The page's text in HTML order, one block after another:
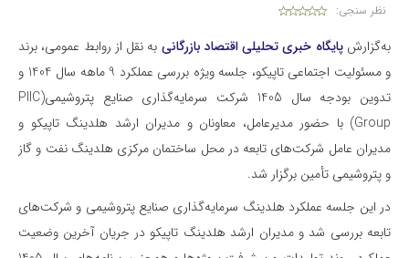
نظر سنجی:
به‌گزارش پایگاه خبری تحلیلی اقتصاد بازرگانی به نقل از روابط عمومی، برند
و مسئولیت اجتماعی تاپیکو، جلسه ویژه بررسی عملکرد 9 ماهه سال 1404 و
تدوین بودجه سال 1405 شرکت سرمایه‌گذاری صنایع پتروشیمی(PIIC
Group) با حضور مدیرعامل، معاونان و مدیران ارشد هلدینگ تاپیکو و
مدیران عامل شرکت‌های تابعه در محل ساختمان مرکزی هلدینگ نفت و گاز
و پتروشیمی تأمین برگزار شد.
در این جلسه عملکرد هلدینگ سرما‌یه‌گذاری صنایع پتروشیمی و شرکت‌های
تابعه بررسی شد و مدیران ارشد هلدینگ تاپیکو در جریان آخرین وضعیت